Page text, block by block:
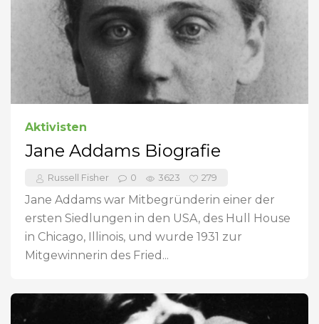
Aktivisten
Jane Addams Biografie
Russell Fisher 0 3623 279
Jane Addams war Mitbegründerin einer der
ersten Siedlungen in den USA, des Hull House
in Chicago, Illinois, und wurde 1931 zur
Mitgewinnerin des Fried...